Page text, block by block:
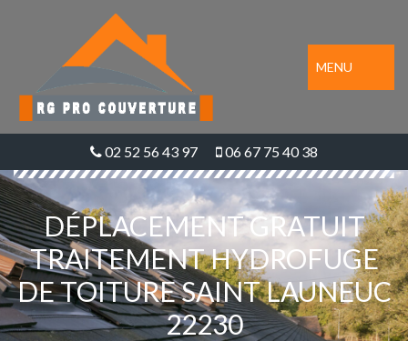
MENU
02 52 56 43 97 06 67 75 40 38
DÉPLACEMENT GRATUIT
TRAITEMENT HYDROFUGE
DE TOITURE SAINT LAUNEUC
22230